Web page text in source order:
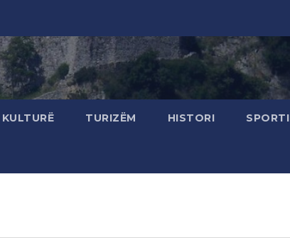
KULTURË TURIZËM HISTORI SPORTI